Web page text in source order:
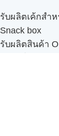
รับผลิตเค้กสำ
Snack box
รับผลิตสินค้า